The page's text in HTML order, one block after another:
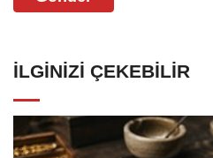
İLGINIZI ÇEKEBILIR